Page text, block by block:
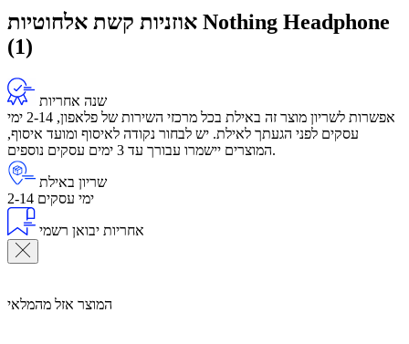
אוזניות קשת אלחוטיות Nothing Headphone
(1)
שנה אחריות
אפשרות לשריון מוצר זה באילת בכל מרכזי השירות של פלאפון, 2-14 ימי
עסקים לפני הגעתך לאילת. יש לבחור נקודה לאיסוף ומועד איסוף,
המוצרים יישמרו עבורך עד 3 ימים עסקים נוספים.
שריון באילת
2-14 ימי עסקים
אחריות יבואן רשמי
המוצר אזל מהמלאי